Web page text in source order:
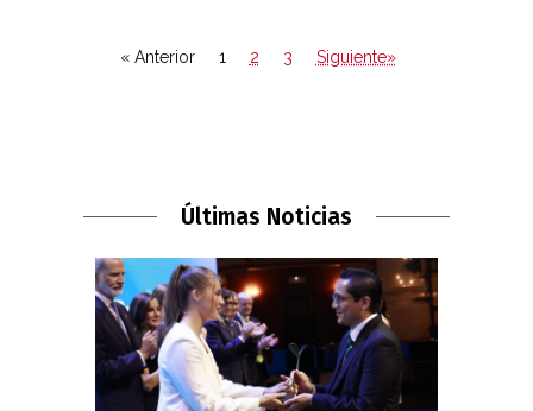
« Anterior 1 2 3 Siguiente»
Últimas Noticias